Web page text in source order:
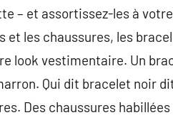
– et assortissez-les à
et les chaussures, les
look vestimentaire. Un
Qui dit bracelet noir
Des chaussures